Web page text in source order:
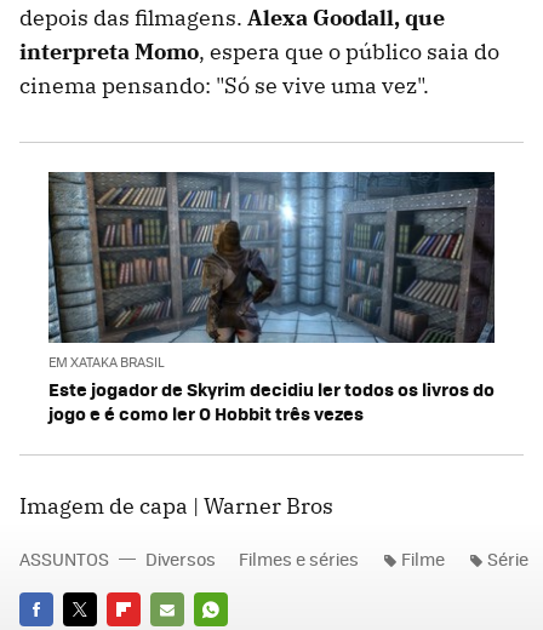
depois das filmagens. Alexa Goodall, que
interpreta Momo, espera que o público saia do
cinema pensando: "Só se vive uma vez".
EM XATAKA BRASIL
Este jogador de Skyrim decidiu ler todos os livros do
jogo e é como ler O Hobbit três vezes
Imagem de capa | Warner Bros
ASSUNTOS Diversos Filmes e séries Filme Série